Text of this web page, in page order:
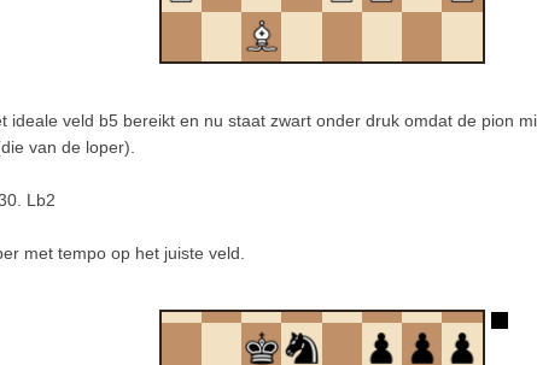
ideale veld b5 bereikt en nu staat zwart onder druk omdat de pion
van de loper).
Lb2
met tempo op het juiste veld.